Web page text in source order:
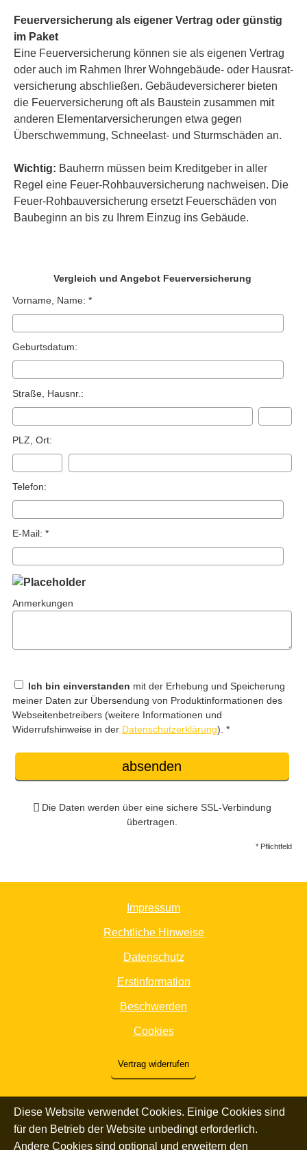
Feuerversicherung als eigener Vertrag oder günstig
im Paket
Eine Feuerversicherung können sie als eigenen Vertrag
oder auch im Rahmen Ihrer Wohngebäude- oder Haus­rat­
ver­si­che­rung abschließen. Gebäudeversicherer bieten
die Feuerversicherung oft als Baustein zusammen mit
anderen Elementarversicherungen etwa gegen
Überschwemmung, Schneelast- und Sturmschäden an.
Wichtig: Bauherrn müssen beim Kreditgeber in aller
Regel eine Feuer-Rohbauversicherung nachweisen. Die
Feuer-Rohbauversicherung ersetzt Feuerschäden von
Baubeginn an bis zu Ihrem Einzug ins Gebäude.
Vergleich und Angebot Feuerversicherung
Vorname, Name: *
Geburts­datum:
Straße, Hausnr.:
PLZ, Ort:
Telefon:
E-Mail: *
Anmerkungen
Ich bin einverstanden mit der Erhebung und Speicherung
meiner Daten zur Übersendung von Produktinformationen des
Webseitenbetreibers (weitere Informationen und
Widerrufshinweise in der Datenschutzerklärung). *
absenden
Die Daten werden über eine sichere SSL-Verbindung
übertragen.
* Pflichtfeld
Impressum
Rechtliche Hinweise
Datenschutz
Erstinformation
Beschwerden
Cookies
Vertrag widerrufen
Diese Website verwendet Cookies. Einige Cookies sind
für den Betrieb der Website unbedingt erforderlich.
Andere Cookies sind optional und erweitern den